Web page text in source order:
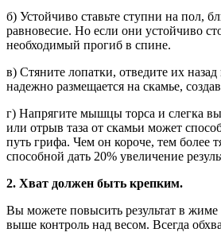
б) Устойчиво ставьте ступни на пол,
равновесие. Но если они устойчиво
необходимый прогиб в спине.
в) Стяните лопатки, отведите их
надежно размещается на скамье,
г) Напрягите мышцы торса и слегка
или отрыв таза от скамьи может
путь грифа. Чем он короче, тем
способной дать 20% увеличение
2. Хват должен быть крепким.
Вы можете повысить результат в жиме
выше контроль над весом. Всегда